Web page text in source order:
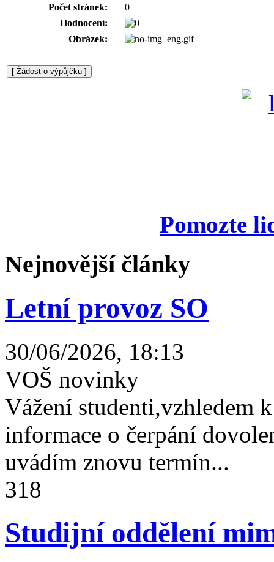
Počet stránek:
0
Hodnocení:
Obrázek:
Pomozte
Nejnovější články
Letní provoz SO
30/06/2026, 18:13
VOŠ novinky
Vážení studenti,vzhledem
informace o čerpání
uvádím znovu termín...
318
Studijní oddělení